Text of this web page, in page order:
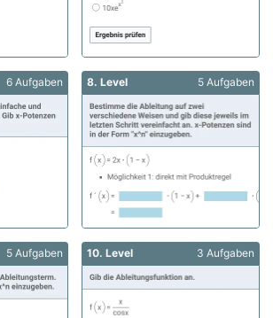
6 Aufgaben 8. Level 5 Aufgaben
5 Aufgaben 10. Level 3 Aufgaben